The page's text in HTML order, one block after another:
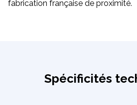
fabrication française de proximité.
Spécificités